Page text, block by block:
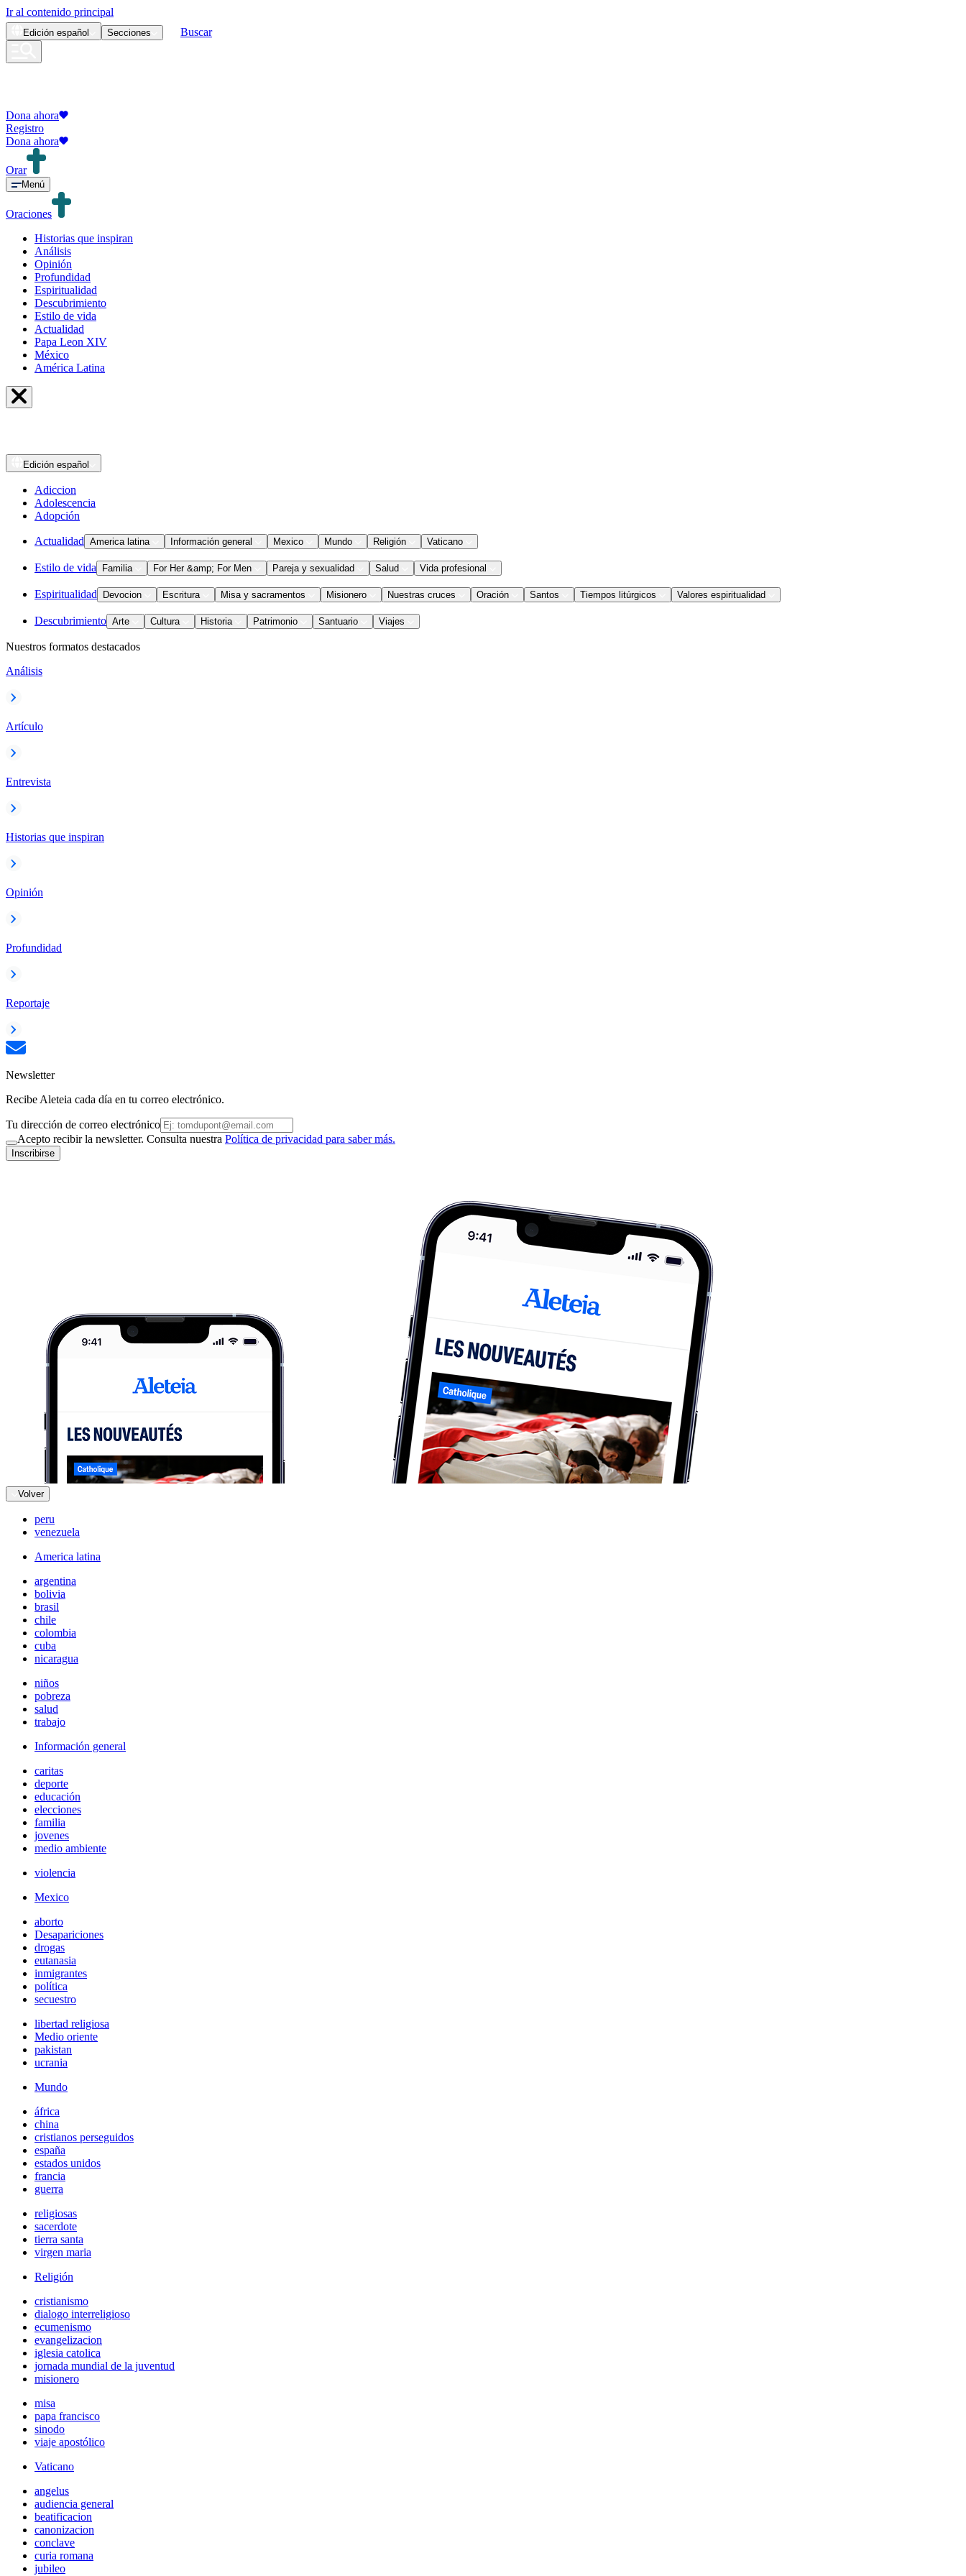
Ir al contenido principal
Edición español Secciones Buscar
Dona ahora
Registro
Dona ahora
Orar
Menú
Oraciones
Historias que inspiran
Análisis
Opinión
Profundidad
Espiritualidad
Descubrimiento
Estilo de vida
Actualidad
Papa Leon XIV
México
América Latina
Edición español
Adiccion
Adolescencia
Adopción
Actualidad America latina Información general Mexico Mundo Religión Vaticano
Estilo de vida Familia For Her &amp; For Men Pareja y sexualidad Salud Vida profesional
Espiritualidad Devocion Escritura Misa y sacramentos Misionero Nuestras cruces Oración Santos Tiempos litúrgicos Valores espiritualidad
Descubrimiento Arte Cultura Historia Patrimonio Santuario Viajes
Nuestros formatos destacados
Análisis
Artículo
Entrevista
Historias que inspiran
Opinión
Profundidad
Reportaje
Newsletter
Recibe Aleteia cada día en tu correo electrónico.
Tu dirección de correo electrónico
Acepto recibir la newsletter. Consulta nuestra Política de privacidad para saber más.
Inscribirse
Volver
peru
venezuela
America latina
argentina
bolivia
brasil
chile
colombia
cuba
nicaragua
niños
pobreza
salud
trabajo
Información general
caritas
deporte
educación
elecciones
familia
jovenes
medio ambiente
violencia
Mexico
aborto
Desapariciones
drogas
eutanasia
inmigrantes
política
secuestro
libertad religiosa
Medio oriente
pakistan
ucrania
Mundo
áfrica
china
cristianos perseguidos
españa
estados unidos
francia
guerra
religiosas
sacerdote
tierra santa
virgen maria
Religión
cristianismo
dialogo interreligioso
ecumenismo
evangelizacion
iglesia catolica
jornada mundial de la juventud
misionero
misa
papa francisco
sinodo
viaje apostólico
Vaticano
angelus
audiencia general
beatificacion
canonizacion
conclave
curia romana
jubileo